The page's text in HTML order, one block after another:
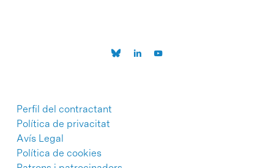
Perfil del contractant
Política de privacitat
Avís Legal
Política de cookies